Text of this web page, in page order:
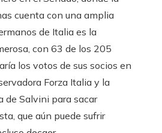
cuenta con una amplia
de Italia es la
con 63 de los 205
los votos de sus socios en
Forza Italia y la
de Salvini para sacar
que aún puede sufrir